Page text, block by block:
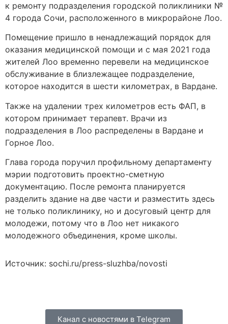
к ремонту подразделения городской поликлиники №
4 города Сочи, расположенного в микрорайоне Лоо.
Помещение пришло в ненадлежащий порядок для
оказания медицинской помощи и с мая 2021 года
жителей Лоо временно перевели на медицинское
обслуживание в близлежащее подразделение,
которое находится в шести километрах, в Вардане.
Также на удалении трех километров есть ФАП, в
котором принимает терапевт. Врачи из
подразделения в Лоо распределены в Вардане и
Горное Лоо.
Глава города поручил профильному департаменту
мэрии подготовить проектно-сметную
документацию. После ремонта планируется
разделить здание на две части и разместить здесь
не только поликлинику, но и досуговый центр для
молодежи, потому что в Лоо нет никакого
молодежного объединения, кроме школы.
Источник: sochi.ru/press-sluzhba/novosti
Канал с новостями в Telegram